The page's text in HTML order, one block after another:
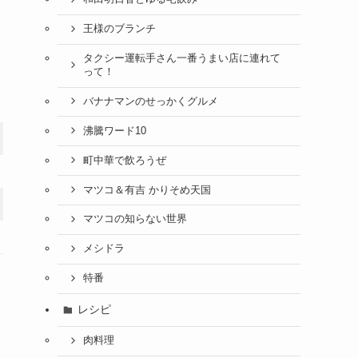
王様のブランチ
タクシー運転手さん一番うまい店に連れて
って！
バナナマンのせっかくグルメ
沸騰ワード10
町中華で飲ろうぜ
マツコ＆有吉 かりそめ天国
マツコの知らない世界
メシドラ
特番
レシピ
肉料理